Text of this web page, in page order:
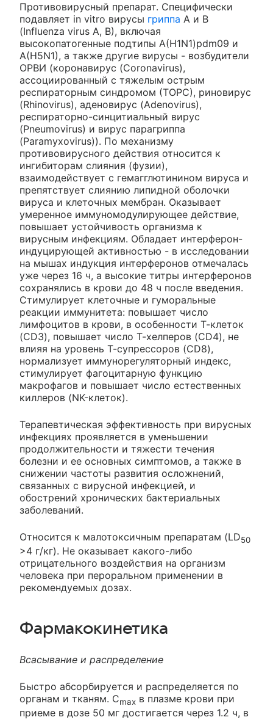
Противовирусный препарат. Специфически
подавляет in vitro вирусы гриппа А и В
(Influenza virus А, В), включая
высокопатогенные подтипы A(H1N1)pdm09 и
A(H5N1), а также другие вирусы - возбудители
ОРВИ (коронавирус (Coronavirus),
ассоциированный с тяжелым острым
респираторным синдромом (ТОРС), риновирус
(Rhinovirus), аденовирус (Adenovirus),
респираторно-синцитиальный вирус
(Pneumovirus) и вирус парагриппа
(Paramyxovirus)). По механизму
противовирусного действия относится к
ингибиторам слияния (фузии),
взаимодействует с гемагглютинином вируса и
препятствует слиянию липидной оболочки
вируса и клеточных мембран. Оказывает
умеренное иммуномодулирующее действие,
повышает устойчивость организма к
вирусным инфекциям. Обладает интерферон-
индуцирующей активностью - в исследовании
на мышах индукция интерферонов отмечалась
уже через 16 ч, а высокие титры интерферонов
сохранялись в крови до 48 ч после введения.
Стимулирует клеточные и гуморальные
реакции иммунитета: повышает число
лимфоцитов в крови, в особенности Т-клеток
(CD3), повышает число Т-хелперов (CD4), не
влияя на уровень Т-супрессоров (CD8),
нормализует иммунорегуляторный индекс,
стимулирует фагоцитарную функцию
макрофагов и повышает число естественных
киллеров (NK-клеток).
Терапевтическая эффективность при вирусных
инфекциях проявляется в уменьшении
продолжительности и тяжести течения
болезни и ее основных симптомов, а также в
снижении частоты развития осложнений,
связанных с вирусной инфекцией, и
обострений хронических бактериальных
заболеваний.
Относится к малотоксичным препаратам (LD50
>4 г/кг). Не оказывает какого-либо
отрицательного воздействия на организм
человека при пероральном применении в
рекомендуемых дозах.
Фармакокинетика
Всасывание и распределение
Быстро абсорбируется и распределяется по
органам и тканям. Cmax в плазме крови при
приеме в дозе 50 мг достигается через 1.2 ч, в